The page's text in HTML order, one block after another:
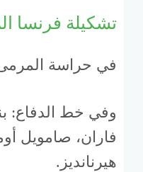
تشكيلة فرنسا
في حراسة
وفي خط الدفاع:
فاران، صامويل
هيرنانديز.